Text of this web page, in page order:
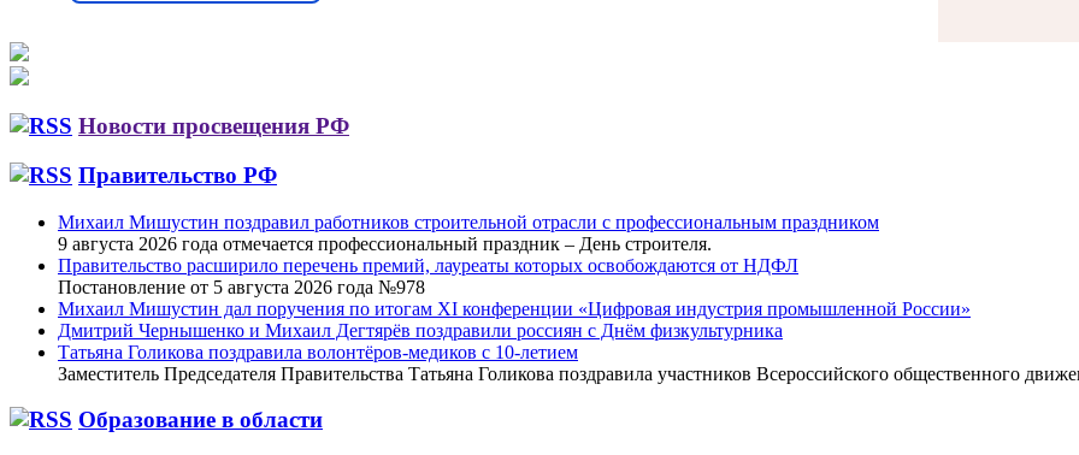
Новости просвещения РФ
Правительство РФ
Михаил Мишустин поздравил работников строительной отрасли с профессиональным праздником
9 августа 2026 года отмечается профессиональный праздник – День строителя.
Правительство расширило перечень премий, лауреаты которых освобождаются от НДФЛ
Постановление от 5 августа 2026 года №978
Михаил Мишустин дал поручения по итогам XI конференции «Цифровая индустрия промышленной России»
Дмитрий Чернышенко и Михаил Дегтярёв поздравили россиян с Днём физкультурника
Татьяна Голикова поздравила волонтёров-медиков с 10-летием
Заместитель Председателя Правительства Татьяна Голикова поздравила участников Всероссийского общественного
Образование в области